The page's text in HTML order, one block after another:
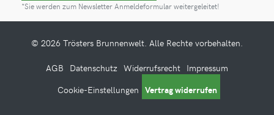
*Sie werden zum Newsletter Anmeldeformular weitergeleitet!
© 2026 Trösters Brunnenwelt. Alle Rechte vorbehalten.
AGB Datenschutz Widerrufsrecht Impressum
Cookie-Einstellungen Vertrag widerrufen